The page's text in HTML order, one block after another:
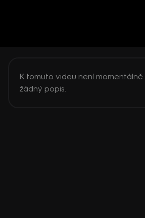
K tomuto videu není
žádný popis.